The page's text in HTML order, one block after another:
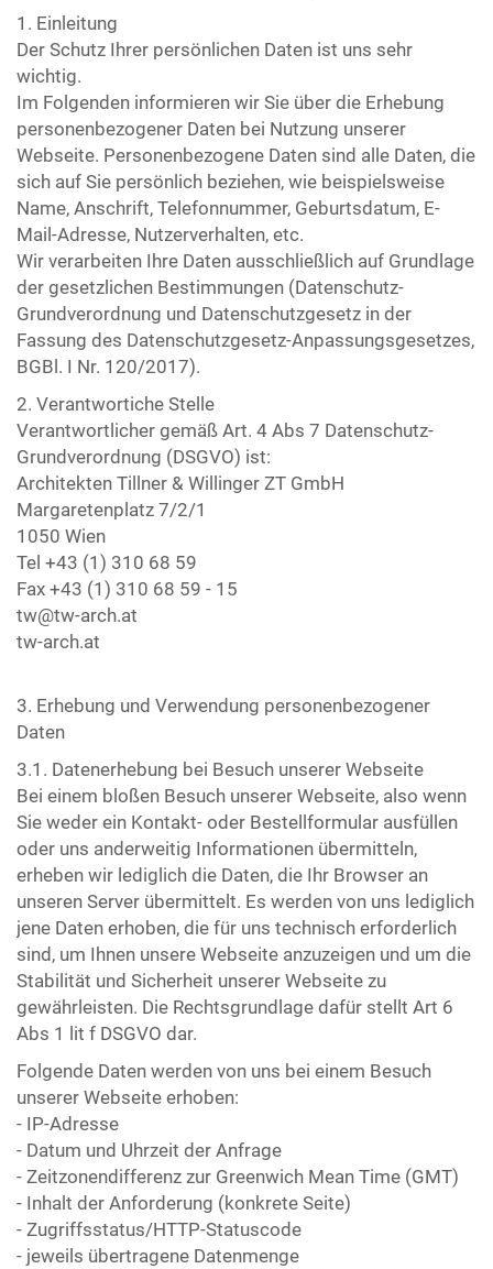
1. Einleitung
Der Schutz Ihrer persönlichen Daten ist uns sehr
wichtig.
Im Folgenden informieren wir Sie über die Erhebung
personenbezogener Daten bei Nutzung unserer
Webseite. Personenbezogene Daten sind alle Daten, die
sich auf Sie persönlich beziehen, wie beispielsweise
Name, Anschrift, Telefonnummer, Geburtsdatum, E-
Mail-Adresse, Nutzerverhalten, etc.
Wir verarbeiten Ihre Daten ausschließlich auf Grundlage
der gesetzlichen Bestimmungen (Datenschutz-
Grundverordnung und Datenschutzgesetz in der
Fassung des Datenschutzgesetz-Anpassungsgesetzes,
BGBl. I Nr. 120/2017).
2. Verantwortiche Stelle
Verantwortlicher gemäß Art. 4 Abs 7 Datenschutz-
Grundverordnung (DSGVO) ist:
Architekten Tillner & Willinger ZT GmbH
Margaretenplatz 7/2/1
1050 Wien
Tel +43 (1) 310 68 59
Fax +43 (1) 310 68 59 - 15
tw@tw-arch.at
tw-arch.at
3. Erhebung und Verwendung personenbezogener
Daten
3.1. Datenerhebung bei Besuch unserer Webseite
Bei einem bloßen Besuch unserer Webseite, also wenn
Sie weder ein Kontakt- oder Bestellformular ausfüllen
oder uns anderweitig Informationen übermitteln,
erheben wir lediglich die Daten, die Ihr Browser an
unseren Server übermittelt. Es werden von uns lediglich
jene Daten erhoben, die für uns technisch erforderlich
sind, um Ihnen unsere Webseite anzuzeigen und um die
Stabilität und Sicherheit unserer Webseite zu
gewährleisten. Die Rechtsgrundlage dafür stellt Art 6
Abs 1 lit f DSGVO dar.
Folgende Daten werden von uns bei einem Besuch
unserer Webseite erhoben:
- IP-Adresse
- Datum und Uhrzeit der Anfrage
- Zeitzonendifferenz zur Greenwich Mean Time (GMT)
- Inhalt der Anforderung (konkrete Seite)
- Zugriffsstatus/HTTP-Statuscode
- jeweils übertragene Datenmenge